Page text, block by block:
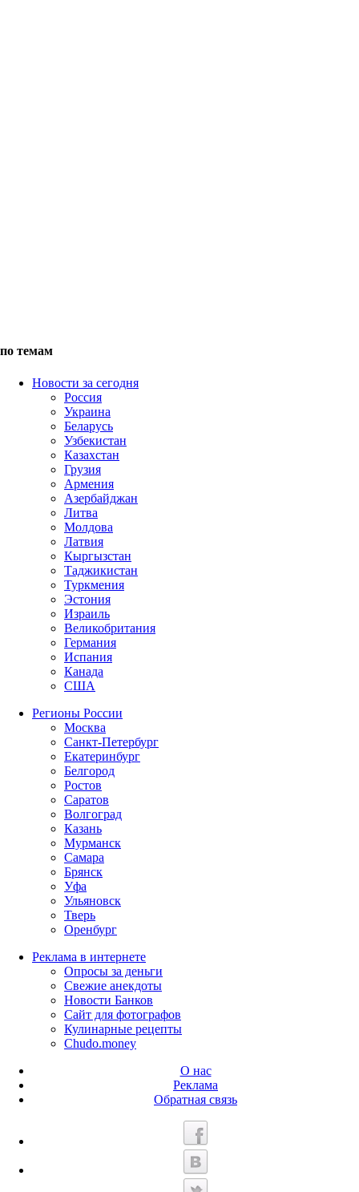
по темам
Новости за сегодня
Россия
Украина
Беларусь
Узбекистан
Казахстан
Грузия
Армения
Азербайджан
Литва
Молдова
Латвия
Кыргызстан
Таджикистан
Туркмения
Эстония
Израиль
Великобритания
Германия
Испания
Канада
США
Регионы России
Москва
Санкт-Петербург
Екатеринбург
Белгород
Ростов
Саратов
Волгоград
Казань
Мурманск
Самара
Брянск
Уфа
Ульяновск
Тверь
Оренбург
Реклама в интернете
Опросы за деньги
Свежие анекдоты
Новости Банков
Сайт для фотографов
Кулинарные рецепты
Chudo.money
О нас
Реклама
Обратная связь